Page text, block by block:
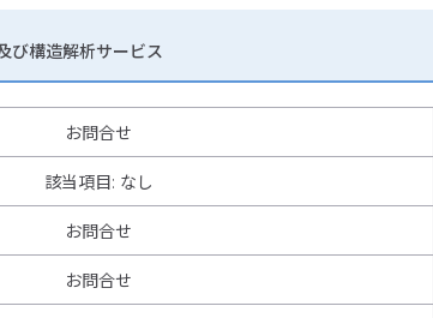
び構造解析サービス
お問合せ
該当項目: なし
お問合せ
お問合せ